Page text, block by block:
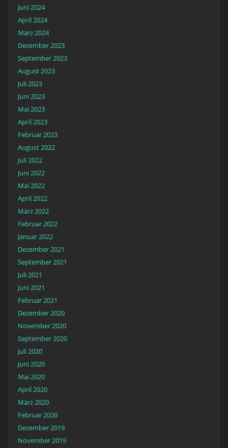
Juni 2024
April 2024
März 2024
Dezember 2023
September 2023
August 2023
Juli 2023
Juni 2023
Mai 2023
April 2023
Februar 2023
August 2022
Juli 2022
Juni 2022
Mai 2022
April 2022
März 2022
Februar 2022
Januar 2022
Dezember 2021
September 2021
Juli 2021
Juni 2021
Februar 2021
Dezember 2020
November 2020
September 2020
Juli 2020
Juni 2020
Mai 2020
April 2020
März 2020
Februar 2020
Dezember 2019
November 2019